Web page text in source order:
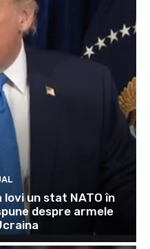
un stat NATO în
despre armele